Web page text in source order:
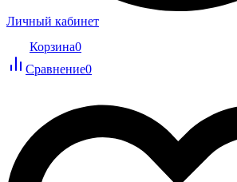
Личный кабинет
Корзина0
Сравнение0